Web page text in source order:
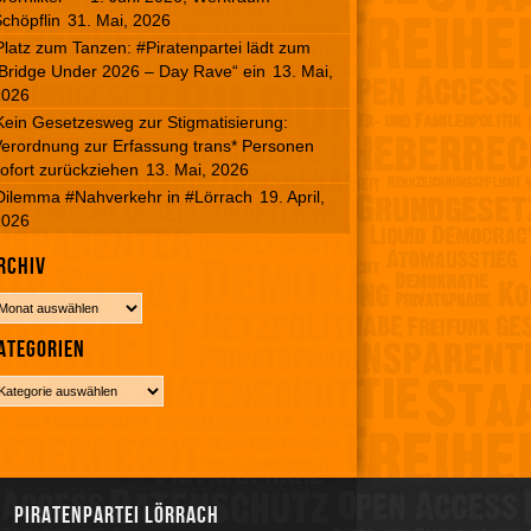
31. Mai, 2026
zum Tanzen: #Piratenpartei lädt zum
„Bridge Under 2026 – Day Rave“ ein 13. Mai,
Gesetzesweg zur Stigmatisierung:
zur Erfassung trans* Personen
zurückziehen 13. Mai, 2026
#Nahverkehr in #Lörrach 19. April,
Piratenpartei Lörrach